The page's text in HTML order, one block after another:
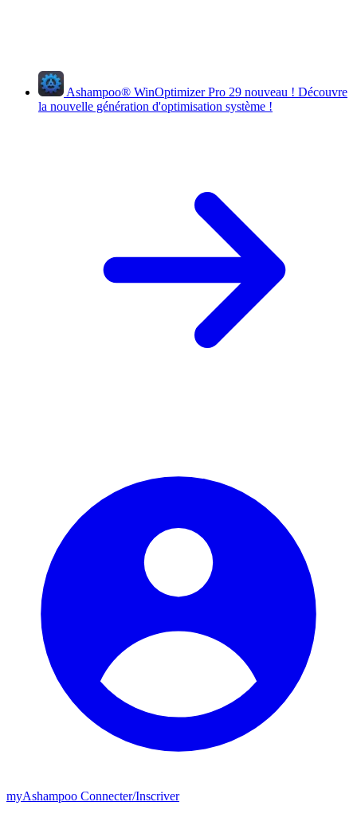
Ashampoo® WinOptimizer Pro 29 nouveau ! Découvre
la nouvelle génération d'optimisation système !
myAshampoo Connecter/Inscriver